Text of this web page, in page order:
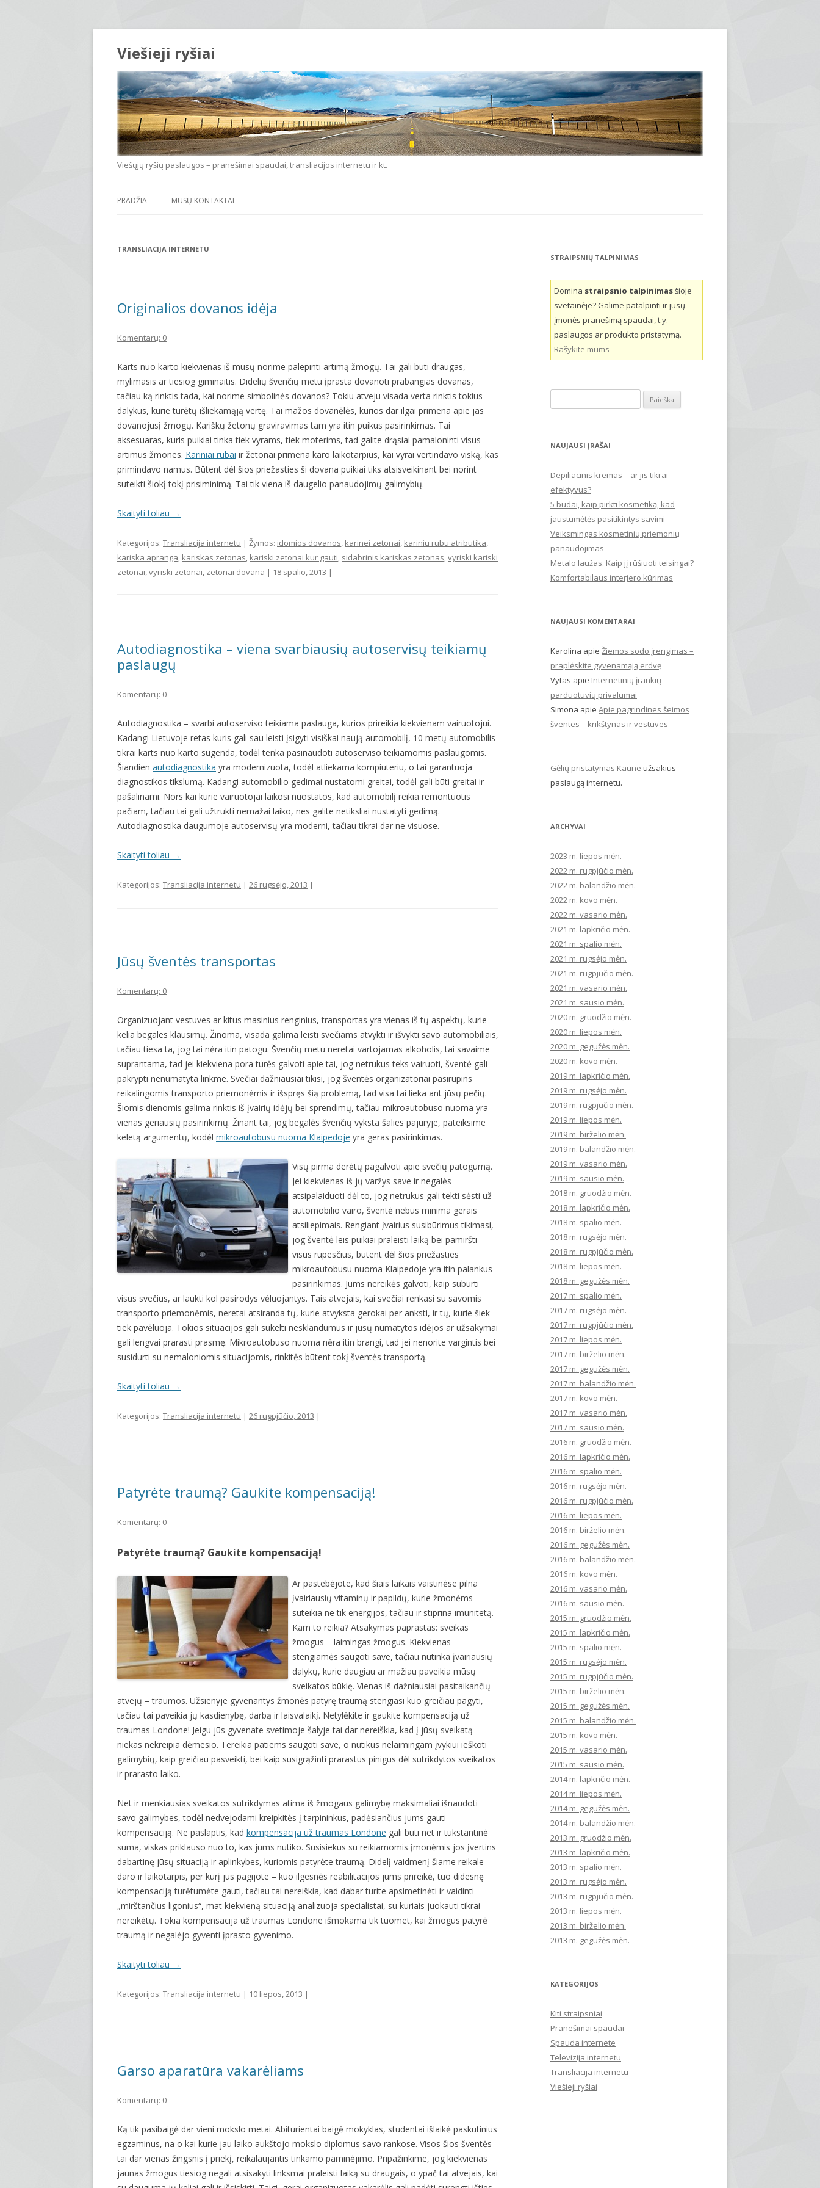
Viešieji ryšiai
Viešųjų ryšių paslaugos – pranešimai spaudai, transliacijos internetu ir kt.
PRADŽIA MŪSŲ KONTAKTAI
TRANSLIACIJA INTERNETU
Originalios dovanos idėja
Komentarų: 0
Karts nuo karto kiekvienas iš mūsų norime palepinti artimą žmogų. Tai gali būti draugas,
mylimasis ar tiesiog giminaitis. Didelių švenčių metu įprasta dovanoti prabangias dovanas,
tačiau ką rinktis tada, kai norime simbolinės dovanos? Tokiu atveju visada verta rinktis tokius
dalykus, kurie turėtų išliekamąją vertę. Tai mažos dovanėlės, kurios dar ilgai primena apie jas
dovanojusį žmogų. Kariškų žetonų graviravimas tam yra itin puikus pasirinkimas. Tai
aksesuaras, kuris puikiai tinka tiek vyrams, tiek moterims, tad galite drąsiai pamaloninti visus
artimus žmones. Kariniai rūbai ir žetonai primena karo laikotarpius, kai vyrai vertindavo viską, kas
primindavo namus. Būtent dėl šios priežasties ši dovana puikiai tiks atsisveikinant bei norint
suteikti šiokį tokį prisiminimą. Tai tik viena iš daugelio panaudojimų galimybių.
Skaityti toliau →
Kategorijos: Transliacija internetu | Žymos: idomios dovanos, karinei zetonai, kariniu rubu atributika,
kariska apranga, kariskas zetonas, kariski zetonai kur gauti, sidabrinis kariskas zetonas,vyriski kariski
zetonai,vyriski zetonai, zetonai dovana | 18 spalio, 2013 |
Autodiagnostika – viena svarbiausių autoservisų teikiamų
paslaugų
Komentarų: 0
Autodiagnostika – svarbi autoserviso teikiama paslauga, kurios prireikia kiekvienam vairuotojui.
Kadangi Lietuvoje retas kuris gali sau leisti įsigyti visiškai naują automobilį, 10 metų automobilis
tikrai karts nuo karto sugenda, todėl tenka pasinaudoti autoserviso teikiamomis paslaugomis.
Šiandien autodiagnostika yra modernizuota, todėl atliekama kompiuteriu, o tai garantuoja
diagnostikos tikslumą. Kadangi automobilio gedimai nustatomi greitai, todėl gali būti greitai ir
pašalinami. Nors kai kurie vairuotojai laikosi nuostatos, kad automobilį reikia remontuotis
pačiam, tačiau tai gali užtrukti nemažai laiko, nes galite netiksliai nustatyti gedimą.
Autodiagnostika daugumoje autoservisų yra moderni, tačiau tikrai dar ne visuose.
Skaityti toliau →
Kategorijos: Transliacija internetu | 26 rugsėjo, 2013 |
Jūsų šventės transportas
Komentarų: 0
Organizuojant vestuves ar kitus masinius renginius, transportas yra vienas iš tų aspektų, kurie
kelia begales klausimų. Žinoma, visada galima leisti svečiams atvykti ir išvykti savo automobiliais,
tačiau tiesa ta, jog tai nėra itin patogu. Švenčių metu neretai vartojamas alkoholis, tai savaime
suprantama, tad jei kiekviena pora turės galvoti apie tai, jog netrukus teks vairuoti, šventė gali
pakrypti nenumatyta linkme. Svečiai dažniausiai tikisi, jog šventės organizatoriai pasirūpins
reikalingomis transporto priemonėmis ir išspręs šią problemą, tad visa tai lieka ant jūsų pečių.
Šiomis dienomis galima rinktis iš įvairių idėjų bei sprendimų, tačiau mikroautobuso nuoma yra
vienas geriausių pasirinkimų. Žinant tai, jog begalės švenčių vyksta šalies pajūryje, pateiksime
keletą argumentų, kodėl mikroautobusu nuoma Klaipedoje yra geras pasirinkimas.
Visų pirma derėtų pagalvoti apie svečių patogumą.
Jei kiekvienas iš jų varžys save ir negalės
atsipalaiduoti dėl to, jog netrukus gali tekti sėsti už
automobilio vairo, šventė nebus minima gerais
atsiliepimais. Rengiant įvairius susibūrimus tikimasi,
jog šventė leis puikiai praleisti laiką bei pamiršti
visus rūpesčius, būtent dėl šios priežasties
mikroautobusu nuoma Klaipedoje yra itin palankus
pasirinkimas. Jums nereikės galvoti, kaip suburti
visus svečius, ar laukti kol pasirodys vėluojantys. Tais atvejais, kai svečiai renkasi su savomis
transporto priemonėmis, neretai atsiranda tų, kurie atvyksta gerokai per anksti, ir tų, kurie šiek
tiek pavėluoja. Tokios situacijos gali sukelti nesklandumus ir jūsų numatytos idėjos ar užsakymai
gali lengvai prarasti prasmę. Mikroautobuso nuoma nėra itin brangi, tad jei nenorite vargintis bei
susidurti su nemaloniomis situacijomis, rinkitės būtent tokį šventės transportą.
Skaityti toliau →
Kategorijos: Transliacija internetu | 26 rugpjūčio, 2013 |
Patyrėte traumą? Gaukite kompensaciją!
Komentarų: 0
Patyrėte traumą? Gaukite kompensaciją!
Ar pastebėjote, kad šiais laikais vaistinėse pilna
įvairiausių vitaminų ir papildų, kurie žmonėms
suteikia ne tik energijos, tačiau ir stiprina imunitetą.
Kam to reikia? Atsakymas paprastas: sveikas
žmogus – laimingas žmogus. Kiekvienas
stengiamės saugoti save, tačiau nutinka įvairiausių
dalykų, kurie daugiau ar mažiau paveikia mūsų
sveikatos būklę. Vienas iš dažniausiai pasitaikančių
atvejų – traumos. Užsienyje gyvenantys žmonės patyrę traumą stengiasi kuo greičiau pagyti,
tačiau tai paveikia jų kasdienybę, darbą ir laisvalaikį. Netylėkite ir gaukite kompensaciją už
traumas Londone! Jeigu jūs gyvenate svetimoje šalyje tai dar nereiškia, kad į jūsų sveikatą
niekas nekreipia dėmesio. Tereikia patiems saugoti save, o nutikus nelaimingam įvykiui ieškoti
galimybių, kaip greičiau pasveikti, bei kaip susigrąžinti prarastus pinigus dėl sutrikdytos sveikatos
ir prarasto laiko.
Net ir menkiausias sveikatos sutrikdymas atima iš žmogaus galimybę maksimaliai išnaudoti
savo galimybes, todėl nedvejodami kreipkitės į tarpininkus, padėsiančius jums gauti
kompensaciją. Ne paslaptis, kad kompensacija už traumas Londone gali būti net ir tūkstantinė
suma, viskas priklauso nuo to, kas jums nutiko. Susisiekus su reikiamomis įmonėmis jos įvertins
dabartinę jūsų situaciją ir aplinkybes, kuriomis patyrėte traumą. Didelį vaidmenį šiame reikale
daro ir laikotarpis, per kurį jūs pagijote – kuo ilgesnės reabilitacijos jums prireikė, tuo didesnę
kompensaciją turėtumėte gauti, tačiau tai nereiškia, kad dabar turite apsimetinėti ir vaidinti
„mirštančius ligonius“, mat kiekvieną situaciją analizuoja specialistai, su kuriais juokauti tikrai
nereikėtų. Tokia kompensacija už traumas Londone išmokama tik tuomet, kai žmogus patyrė
traumą ir negalėjo gyventi įprasto gyvenimo.
Skaityti toliau →
Kategorijos: Transliacija internetu | 10 liepos, 2013 |
Garso aparatūra vakarėliams
Komentarų: 0
Ką tik pasibaigė dar vieni mokslo metai. Abiturientai baigė mokyklas, studentai išlaikė paskutinius
egzaminus, na o kai kurie jau laiko aukštojo mokslo diplomus savo rankose. Visos šios šventės
tai dar vienas žingsnis į priekį, reikalaujantis tinkamo paminėjimo. Pripažinkime, jog kiekvienas
jaunas žmogus tiesiog negali atsisakyti linksmai praleisti laiką su draugais, o ypač tai atvejais, kai
STRAIPSNIŲ TALPINIMAS
Domina straipsnio talpinimasšioje
svetainėje? Galime patalpinti ir jūsų
įmonės pranešimą spaudai, t.y.
paslaugos ar produkto pristatymą.
Rašykite mums
NAUJAUSI ĮRAŠAI
Depiliacinis kremas – ar jis tikrai
efektyvus?
5 būdai, kaip pirkti kosmetiką, kad
jaustumėtės pasitikintys savimi
Veiksmingas kosmetinių priemonių
panaudojimas
Metalo laužas. Kaip jį rūšiuoti teisingai?
Komfortabilaus interjero kūrimas
NAUJAUSI KOMENTARAI
Karolina apie Žiemos sodo įrengimas –
praplėskite gyvenamąją erdvę
Vytas apie Internetinių įrankių
parduotuvių privalumai
Simona apie Apie pagrindines šeimos
šventes – krikštynas ir vestuves
Gėlių pristatymas Kaune užsakius
paslaugą internetu.
ARCHYVAI
2023 m. liepos mėn.
2022 m. rugpjūčio mėn.
2022 m. balandžio mėn.
2022 m. kovo mėn.
2022 m. vasario mėn.
2021 m. lapkričio mėn.
2021 m. spalio mėn.
2021 m. rugsėjo mėn.
2021 m. rugpjūčio mėn.
2021 m. vasario mėn.
2021 m. sausio mėn.
2020 m. gruodžio mėn.
2020 m. liepos mėn.
2020 m. gegužės mėn.
2020 m. kovo mėn.
2019 m. lapkričio mėn.
2019 m. rugsėjo mėn.
2019 m. rugpjūčio mėn.
2019 m. liepos mėn.
2019 m. birželio mėn.
2019 m. balandžio mėn.
2019 m. vasario mėn.
2019 m. sausio mėn.
2018 m. gruodžio mėn.
2018 m. lapkričio mėn.
2018 m. spalio mėn.
2018 m. rugsėjo mėn.
2018 m. rugpjūčio mėn.
2018 m. liepos mėn.
2018 m. gegužės mėn.
2017 m. spalio mėn.
2017 m. rugsėjo mėn.
2017 m. rugpjūčio mėn.
2017 m. liepos mėn.
2017 m. birželio mėn.
2017 m. gegužės mėn.
2017 m. balandžio mėn.
2017 m. kovo mėn.
2017 m. vasario mėn.
2017 m. sausio mėn.
2016 m. gruodžio mėn.
2016 m. lapkričio mėn.
2016 m. spalio mėn.
2016 m. rugsėjo mėn.
2016 m. rugpjūčio mėn.
2016 m. liepos mėn.
2016 m. birželio mėn.
2016 m. gegužės mėn.
2016 m. balandžio mėn.
2016 m. kovo mėn.
2016 m. vasario mėn.
2016 m. sausio mėn.
2015 m. gruodžio mėn.
2015 m. lapkričio mėn.
2015 m. spalio mėn.
2015 m. rugsėjo mėn.
2015 m. rugpjūčio mėn.
2015 m. birželio mėn.
2015 m. gegužės mėn.
2015 m. balandžio mėn.
2015 m. kovo mėn.
2015 m. vasario mėn.
2015 m. sausio mėn.
2014 m. lapkričio mėn.
2014 m. liepos mėn.
2014 m. gegužės mėn.
2014 m. balandžio mėn.
2013 m. gruodžio mėn.
2013 m. lapkričio mėn.
2013 m. spalio mėn.
2013 m. rugsėjo mėn.
2013 m. rugpjūčio mėn.
2013 m. liepos mėn.
2013 m. birželio mėn.
2013 m. gegužės mėn.
KATEGORIJOS
Kiti straipsniai
Pranešimai spaudai
Spauda internete
Televizija internetu
Transliacija internetu
Viešieji ryšiai